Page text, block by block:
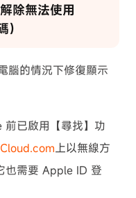
除無法使用
腦的情況下修復顯示
前已啟用【尋找】功
上以無線方
也需要 Apple ID 登